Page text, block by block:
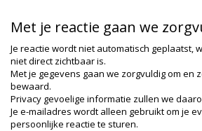
Met je reactie gaan we
Je reactie wordt niet automatisch geplaatst,
niet direct zichtbaar is.
Met je gegevens gaan we zorgvuldig om en
bewaard.
Privacy gevoelige informatie zullen we
Je e-mailadres wordt alleen gebruikt om je
persoonlijke reactie te sturen.